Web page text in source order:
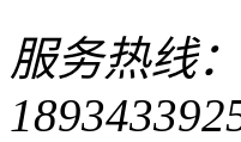
服务热线：